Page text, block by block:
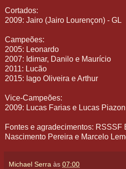
Cortados:
2009: Jairo (Jairo Lourençon) - GL
Campeões:
2005: Leonardo
2007: Idimar, Danilo e Maurício
2011: Lucão
2015: Iago Oliveira e Arthur
Vice-Campeões:
2009: Lucas Farias e Lucas Piazon
Fontes e agradecimentos: RSSSF
Nascimento Pereira e Marcelo
Michael Serra às 07:00